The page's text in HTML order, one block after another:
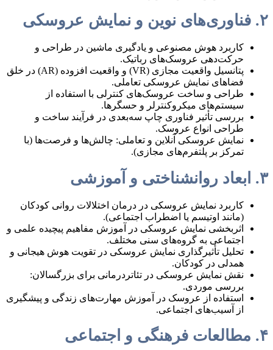
۲. فناوری‌های نوین و نمایش عروسکی
کاربرد هوش مصنوعی و یادگیری ماشین در طراحی و
حرکت‌دهی عروسک‌های رباتیک.
پتانسیل واقعیت مجازی (VR) و واقعیت افزوده (AR) در خلق
فضاهای نمایش عروسکی تعاملی.
طراحی و ساخت عروسک‌های کنترلی با استفاده از
سیستم‌های میکروکنترلر و حسگرها.
بررسی تأثیر فناوری چاپ سه‌بعدی در فرآیند ساخت و
طراحی انواع عروسک.
نمایش عروسکی آنلاین و تعاملی: چالش‌ها و فرصت‌ها (با
تمرکز بر پلتفرم‌های مجازی).
۳. ابعاد روانشناختی و آموزشی
کاربرد نمایش عروسکی در درمان اختلالات روانی کودکان
(مانند اوتیسم یا اضطراب اجتماعی).
اثربخشی نمایش عروسکی در آموزش مفاهیم پیچیده علمی و
اجتماعی به گروه‌های سنی مختلف.
تحلیل تأثیرگذاری نمایش عروسکی در تقویت هوش هیجانی و
همدلی در کودکان.
نقش نمایش عروسکی در تئاتردرمانی برای بزرگسالان:
بررسی موردی.
استفاده از عروسک در آموزش مهارت‌های زندگی و پیشگیری
از آسیب‌های اجتماعی.
۴. مطالعات فرهنگی و اجتماعی